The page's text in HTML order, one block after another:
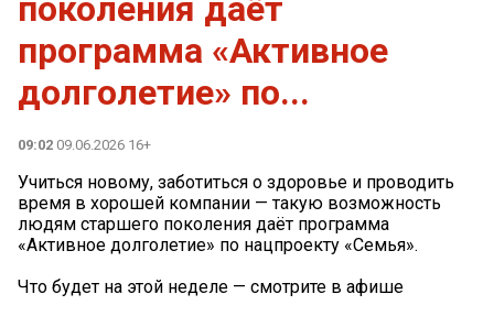
поколения даёт
программа «Активное
долголетие» по...
09:02 09.06.2026 16+
Учиться новому, заботиться о здоровье и проводить
время в хорошей компании — такую возможность
людям старшего поколения даёт программа
«Активное долголетие» по нацпроекту «Семья».
Что будет на этой неделе — смотрите в афише️